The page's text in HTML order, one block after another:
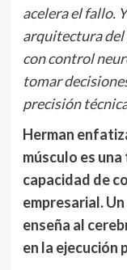
acelera el fallo.
arquitectura del
con control
tomar
precisión
Herman
músculo es
capacidad de
empresarial.
enseña al
en la ejecución